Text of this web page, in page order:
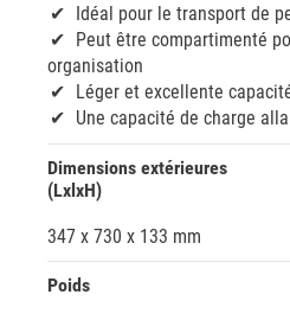
Idéal pour le transport de
Peut être compartimenté
organisation
Léger et excellente
Une capacité de charge
Dimensions extérieures
(LxlxH)
347 x 730 x 133 mm
Poids